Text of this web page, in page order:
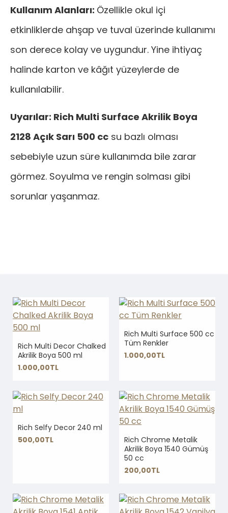
Kullanım Alanları: Özellikle okul içi
etkinliklerde ahşap ve tuval üzerinde kullanımı
son derece kolay ve uygundur. Yine ihtiyaç
halinde karton ve kâğıt yüzeylerde de
kullanılabilir.
Uyarılar: Rich Multi Surface Akrilik Boya
2128 Açık Sarı 500 cc su bazlı olması
sebebiyle uzun süre kullanımda bile zarar
görmez. Soyulma ve rengin solması gibi
sorunlar yaşanmaz.
Rich Multi Decor Chalked
Akrilik Boya 500 ml
1.000,00TL
Rich Multi Surface 500 cc
Tüm Renkler
1.000,00TL
Rich Selfy Decor 240 ml
500,00TL
Rich Chrome Metalik
Akrilik Boya 1540 Gümüş
50 cc
200,00TL